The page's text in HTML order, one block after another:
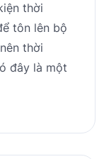
thời
tôn lên bộ
thời
đây là một